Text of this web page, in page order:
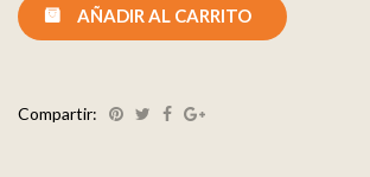
AÑADIR AL CARRITO
Compartir: